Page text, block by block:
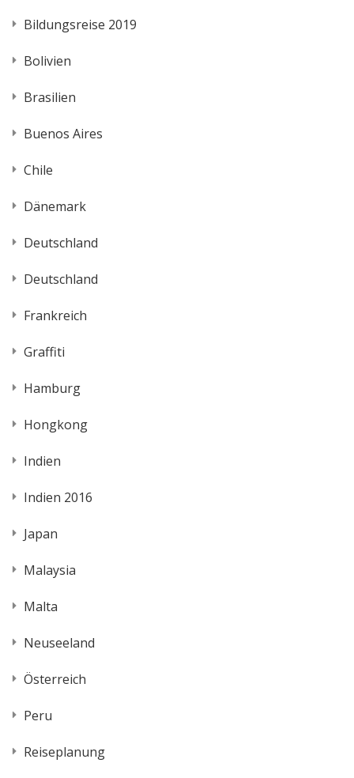
Bildungsreise 2019
Bolivien
Brasilien
Buenos Aires
Chile
Dänemark
Deutschland
Deutschland
Frankreich
Graffiti
Hamburg
Hongkong
Indien
Indien 2016
Japan
Malaysia
Malta
Neuseeland
Österreich
Peru
Reiseplanung